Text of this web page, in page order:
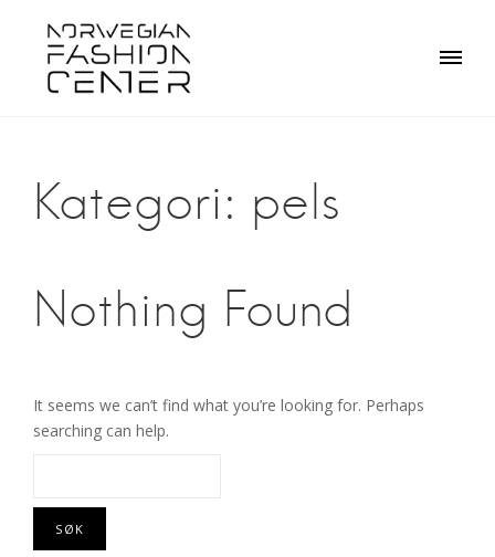
content
Kategori: pels
Nothing Found
It seems we can’t find what you’re looking for. Perhaps
searching can help.